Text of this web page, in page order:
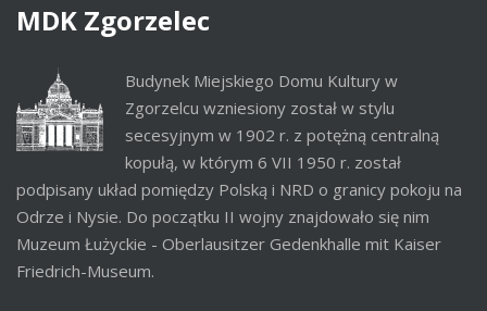
MDK Zgorzelec
Budynek Miejskiego Domu Kultury w
Zgorzelcu wzniesiony został w stylu
secesyjnym w 1902 r. z potężną centralną
kopułą, w którym 6 VII 1950 r. został
podpisany układ pomiędzy Polską i NRD o granicy pokoju na
Odrze i Nysie. Do początku II wojny znajdowało się nim
Muzeum Łużyckie - Oberlausitzer Gedenkhalle mit Kaiser
Friedrich-Museum.